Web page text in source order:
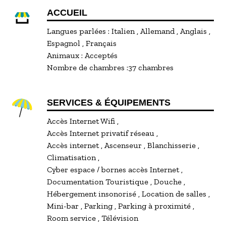
ACCUEIL
Langues parlées : Italien Allemand Anglais
Espagnol Français
Animaux : Acceptés
Nombre de chambres :37 chambres
SERVICES & ÉQUIPEMENTS
Accès Internet Wifi
Accès Internet privatif réseau
Accès internet Ascenseur Blanchisserie
Climatisation
Cyber espace / bornes accès Internet
Documentation Touristique Douche
Hébergement insonorisé Location de salles
Mini-bar Parking Parking à proximité
Room service Télévision